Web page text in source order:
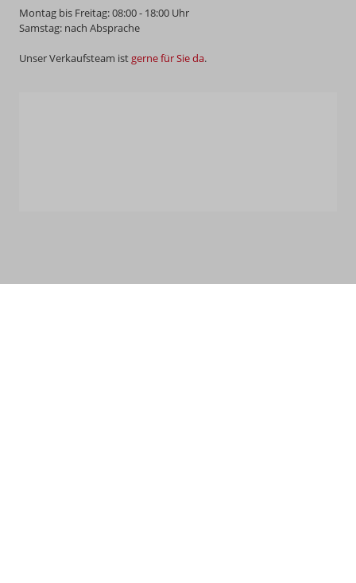
Montag bis Freitag: 08:00 - 18:00 Uhr
Samstag: nach Absprache
Unser Verkaufsteam ist gerne für Sie da.